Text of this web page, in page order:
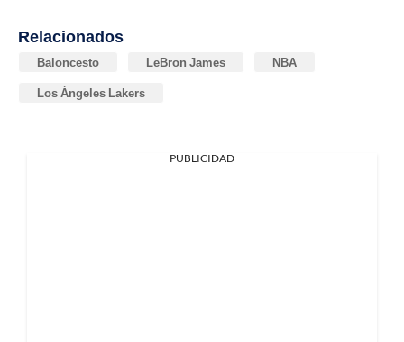
Relacionados
Baloncesto LeBron James NBA
Los Ángeles Lakers
PUBLICIDAD